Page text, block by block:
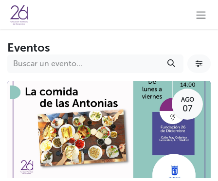
Ir al contenido
Eventos
AGO
07